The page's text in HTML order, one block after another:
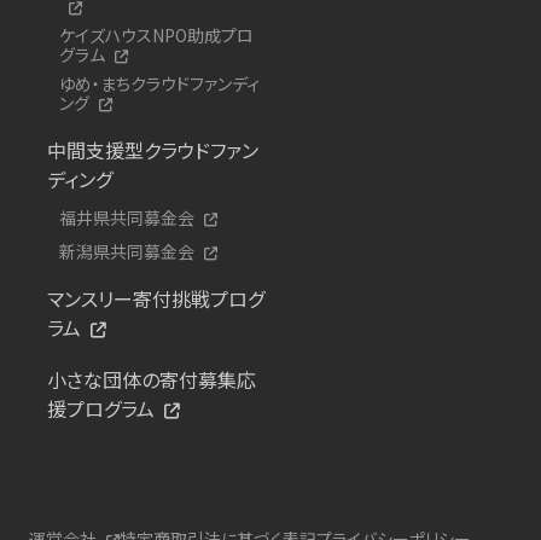
ケイズハウスNPO助成プロ
グラム
ゆめ・まちクラウドファンディ
ング
中間支援型クラウドファン
ディング
福井県共同募金会
新潟県共同募金会
マンスリー寄付挑戦プログ
ラム
小さな団体の寄付募集応
援プログラム